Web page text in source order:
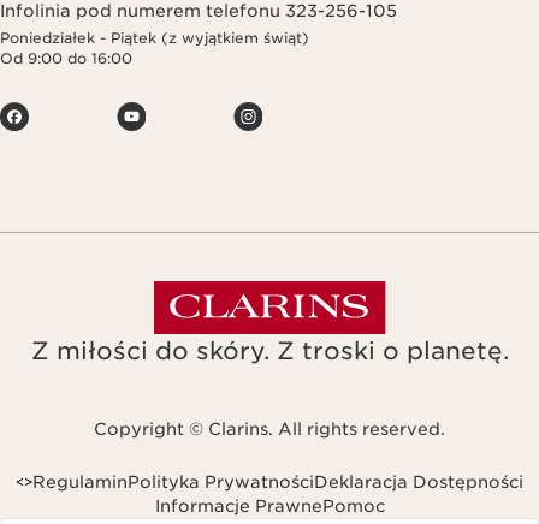
Infolinia pod numerem telefonu 323-256-105
Poniedziałek - Piątek (z wyjątkiem świąt)
Od 9:00 do 16:00
Z miłości do skóry. Z troski o planetę.
Copyright © Clarins. All rights reserved.
RegulaminPolityka PrywatnościDeklaracja Dostępności
<
Informacje Prawne
>
Pomoc
Navigates to